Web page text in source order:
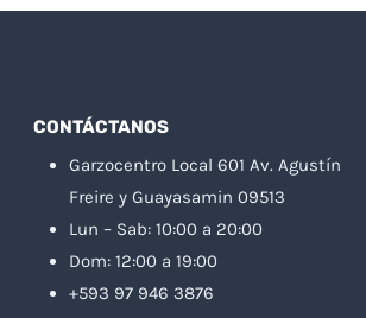
CONTÁCTANOS
Garzocentro Local 601 Av. Agustín
Freire y Guayasamin 09513
Lun – Sab: 10:00 a 20:00
Dom: 12:00 a 19:00
+593 97 946 3876